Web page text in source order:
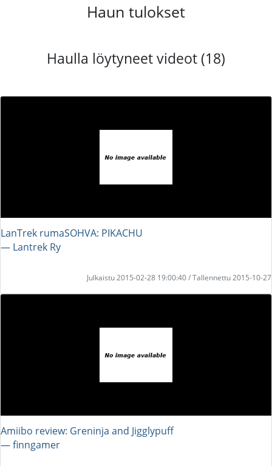
Haun tulokset
Haulla löytyneet videot (18)
LanTrek rumaSOHVA: PIKACHU
― Lantrek Ry
Julkaistu 2015-02-28 19:00:40 / Tallennettu 2015-10-27
Amiibo review: Greninja and Jigglypuff
― finngamer